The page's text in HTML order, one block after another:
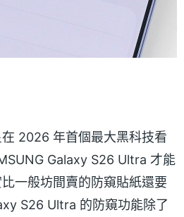
在 2026 年首個最大黑科技看
Galaxy S26 Ultra 才能
一般坊間賣的防窺貼紙還要
S26 Ultra 的防窺功能除了